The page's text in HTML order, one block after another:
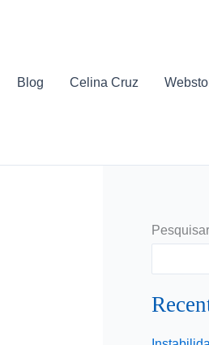
Blog Celina Cruz
Pesquisar